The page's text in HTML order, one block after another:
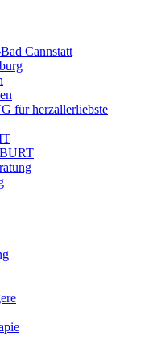
Cannstatt
für herzallerliebste